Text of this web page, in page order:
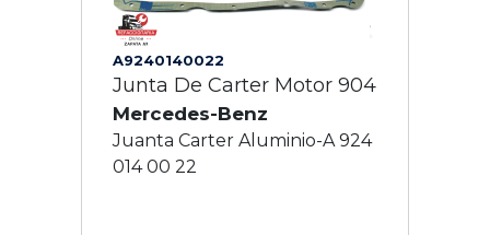
A9240140022
Junta De Carter Motor 904
Mercedes-Benz
Juanta Carter Aluminio-A 924
014 00 22